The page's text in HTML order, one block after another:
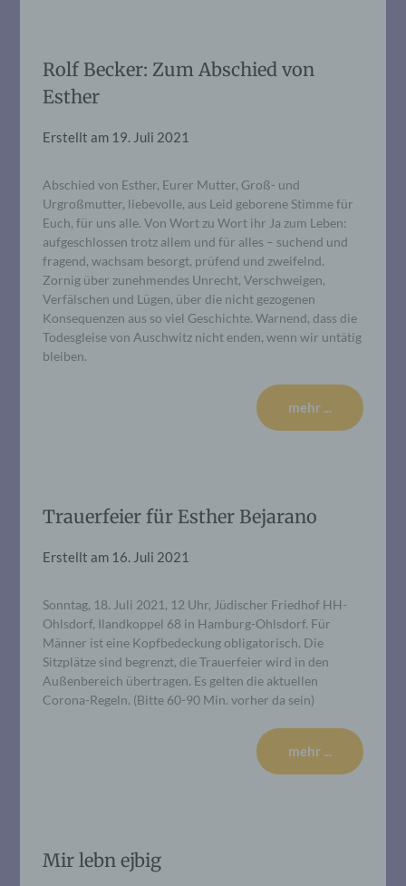
Rolf Becker: Zum Abschied von
Esther
Erstellt am 19. Juli 2021
Abschied von Esther, Eurer Mutter, Groß- und
Urgroßmutter, liebevolle, aus Leid geborene Stimme für
Euch, für uns alle. Von Wort zu Wort ihr Ja zum Leben:
aufgeschlossen trotz allem und für alles – suchend und
fragend, wachsam besorgt, prüfend und zweifelnd.
Zornig über zunehmendes Unrecht, Verschweigen,
Verfälschen und Lügen, über die nicht gezogenen
Konsequenzen aus so viel Geschichte. Warnend, dass die
Todesgleise von Auschwitz nicht enden, wenn wir untätig
bleiben.
mehr ...
Trauerfeier für Esther Bejarano
Erstellt am 16. Juli 2021
Sonntag, 18. Juli 2021, 12 Uhr, Jüdischer Friedhof HH-
Ohlsdorf, Ilandkoppel 68 in Hamburg-Ohlsdorf. Für
Männer ist eine Kopfbedeckung obligatorisch. Die
Sitzplätze sind begrenzt, die Trauerfeier wird in den
Außenbereich übertragen. Es gelten die aktuellen
Corona-Regeln. (Bitte 60-90 Min. vorher da sein)
mehr ...
Mir lebn ejbig